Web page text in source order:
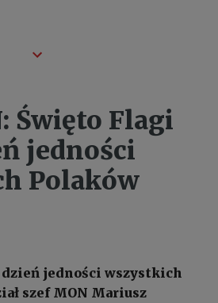
Święto Flagi
jedności
Polaków
dzień jedności wszystkich
szef MON Mariusz